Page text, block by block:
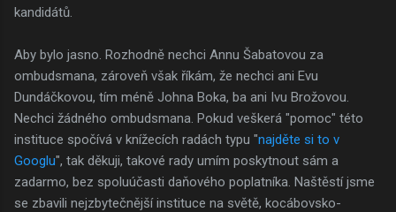
kandidátů.
Aby bylo jasno. Rozhodně nechci Annu Šabatovou za
ombudsmana, zároveň však říkám, že nechci ani Evu
Dundáčkovou, tím méně Johna Boka, ba ani Ivu Brožovou.
Nechci žádného ombudsmana. Pokud veškerá "pomoc" této
instituce spočívá v knížecích radách typu "najděte si to v
Googlu", tak děkuji, takové rady umím poskytnout sám a
zadarmo, bez spoluúčasti daňového poplatníka. Naštěstí jsme
se zbavili nejzbytečnější instituce na světě, kocábovsko-